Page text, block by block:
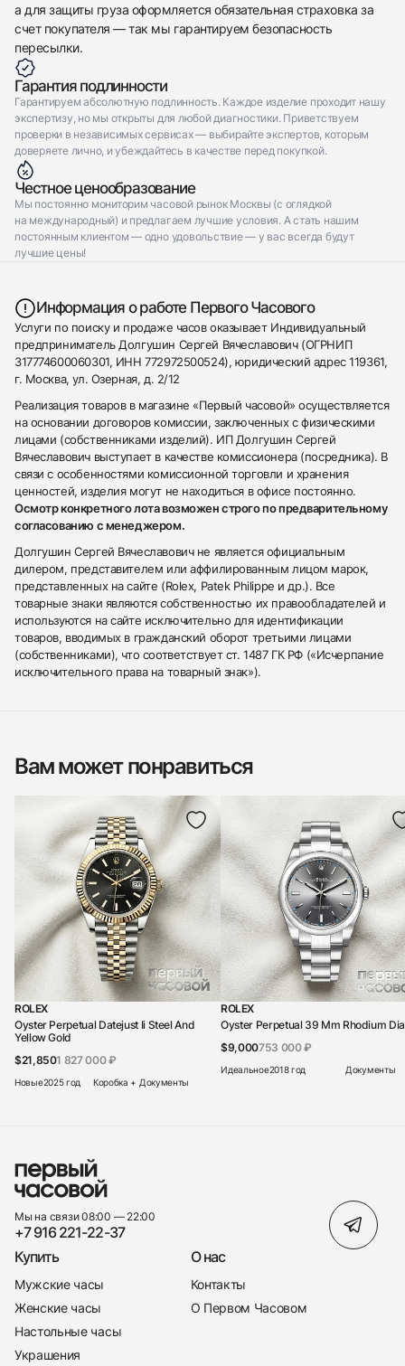
а для защиты груза оформляется обязательная страховка за
счет покупателя — так мы гарантируем безопасность
пересылки.
Гарантия подлинности
Гарантируем абсолютную подлинность. Каждое изделие проходит нашу
экспертизу, но мы открыты для любой диагностики. Приветствуем
проверки в независимых сервисах — выбирайте экспертов, которым
доверяете лично, и убеждайтесь в качестве перед покупкой.
Честное ценообразование
Мы постоянно мониторим часовой рынок Москвы (с оглядкой
на международный) и предлагаем лучшие условия. А стать нашим
постоянным клиентом — одно удовольствие — у вас всегда будут
лучшие цены!
Информация о работе Первого Часового
Услуги по поиску и продаже часов оказывает Индивидуальный
предприниматель Долгушин Сергей Вячеславович (ОГРНИП
317774600060301, ИНН 772972500524), юридический адрес 119361,
г. Москва, ул. Озерная, д. 2/12
Реализация товаров в магазине «Первый часовой» осуществляется
на основании договоров комиссии, заключенных с физическими
лицами (собственниками изделий). ИП Долгушин Сергей
Вячеславович выступает в качестве комиссионера (посредника). В
связи с особенностями комиссионной торговли и хранения
ценностей, изделия могут не находиться в офисе постоянно.
Осмотр конкретного лота возможен строго по предварительному
согласованию с менеджером.
Долгушин Сергей Вячеславович не является официальным
дилером, представителем или аффилированным лицом марок,
представленных на сайте (Rolex, Patek Philippe и др.). Все
товарные знаки являются собственностью их правообладателей и
используются на сайте исключительно для идентификации
товаров, вводимых в гражданский оборот третьими лицами
(собственниками), что соответствует ст. 1487 ГК РФ («Исчерпание
исключительного права на товарный знак»).
Вам может понравиться
ROLEX
Oyster Perpetual Datejust Ii Steel And
Yellow Gold
$21,8501 827 000 ₽
Новые2025 год Коробка + Документы
ROLEX
Oyster Perpetual 39 Mm Rhodium
$9,000753 000 ₽
Идеальное2018 год Документы
Мы на связи 08:00 — 22:00
+7 916 221-22-37
Купить
Мужские часы
Женские часы
Настольные часы
Украшения
О нас
Контакты
О Первом Часовом